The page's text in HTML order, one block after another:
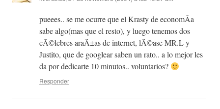
pueees.. se me ocurre que el Krasty de economÃ­a
sabe algo(mas que el resto), y luego tenemos dos
cÃ©lebres araÃ±as de internet, lÃ©ase MR.L y
Justito, que de googlear saben un rato.. a lo mejor les
da por dedicarte 10 minutos.. voluntarios?
Responder